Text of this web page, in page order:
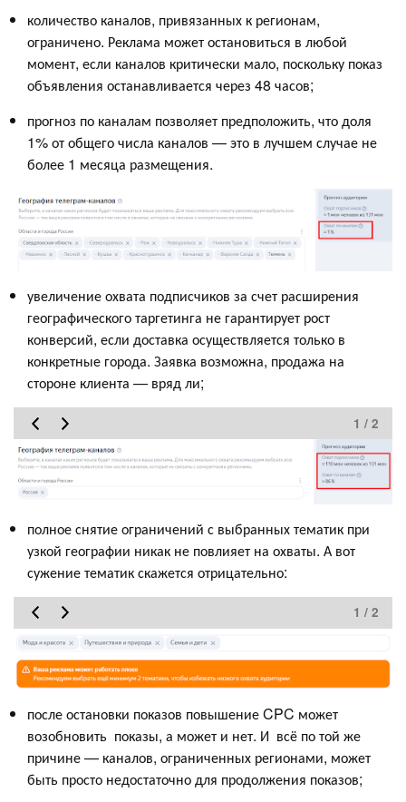
количество каналов, привязанных к регионам,
ограничено. Реклама может остановиться в любой
момент, если каналов критически мало, поскольку показ
объявления останавливается через 48 часов;
прогноз по каналам позволяет предположить, что доля
1% от общего числа каналов — это в лучшем случае не
более 1 месяца размещения.
увеличение охвата подписчиков за счет расширения
географического таргетинга не гарантирует рост
конверсий, если доставка осуществляется только в
конкретные города. Заявка возможна, продажа на
стороне клиента — вряд ли;
1 / 2
полное снятие ограничений с выбранных тематик при
узкой географии никак не повлияет на охваты. А вот
сужение тематик скажется отрицательно:
1 / 2
после остановки показов повышение CPC может
возобновить показы, а может и нет. И всё по той же
причине — каналов, ограниченных регионами, может
быть просто недостаточно для продолжения показов;